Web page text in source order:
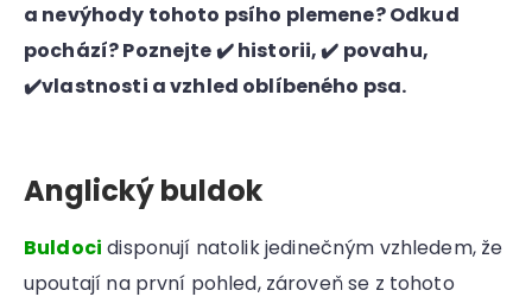
a nevýhody tohoto psího plemene? Odkud
pochází? Poznejte ✔️ historii, ✔️ povahu,
✔️vlastnosti a vzhled oblíbeného psa.
Anglický buldok
Buldoci disponují natolik jedinečným vzhledem, že
upoutají na první pohled, zároveň se z tohoto